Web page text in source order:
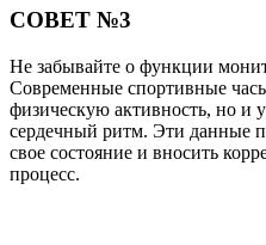
СОВЕТ №3
Не забывайте о функции
Современные спортивные
физическую активность, но и
сердечный ритм. Эти данные
свое состояние и вносить
процесс.